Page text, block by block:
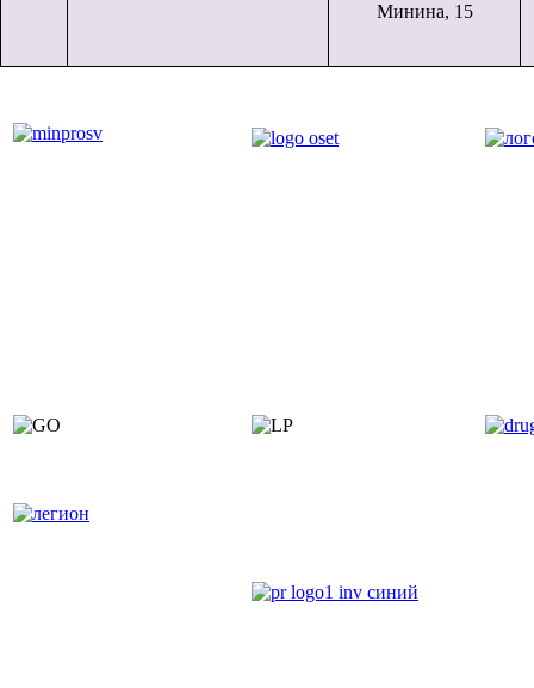
Минина, 15